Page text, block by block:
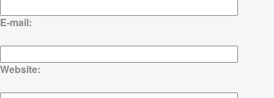
E-mail:
Website: